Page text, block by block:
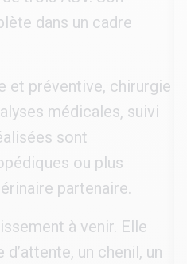
dans un cadre
et préventive, chirurgie
médicales, suivi
sont
ou plus
partenaire.
à venir. Elle
un chenil, un